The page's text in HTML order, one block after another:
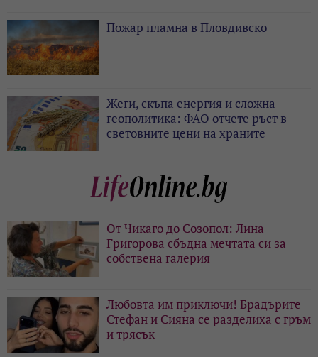
Пожар пламна в Пловдивско
Жеги, скъпа енергия и сложна
геополитика: ФАО отчете ръст в
световните цени на храните
От Чикаго до Созопол: Лина
Григорова сбъдна мечтата си за
собствена галерия
Любовта им приключи! Брадърите
Стефан и Сияна се разделиха с гръм
и трясък